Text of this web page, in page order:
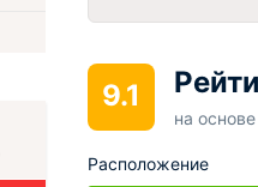
9.1
на
Расположение